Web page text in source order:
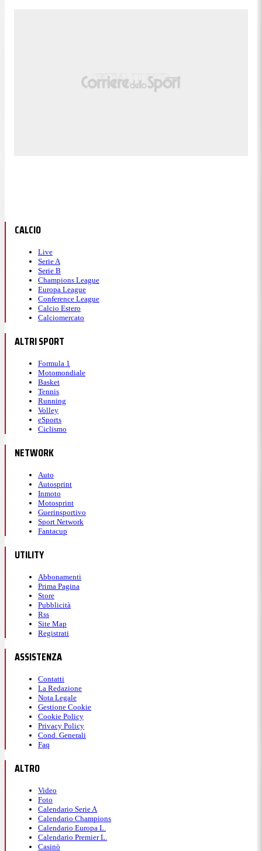
CALCIO
Live
Serie A
Serie B
Champions League
Europa League
Conference League
Calcio Estero
Calciomercato
ALTRI SPORT
Formula 1
Motomondiale
Basket
Tennis
Running
Volley
eSports
Ciclismo
NETWORK
Auto
Autosprint
Inmoto
Motosprint
Guerinsportivo
Sport Network
Fantacup
UTILITY
Abbonamenti
Prima Pagina
Store
Pubblicità
Rss
Site Map
Registrati
ASSISTENZA
Contatti
La Redazione
Nota Legale
Gestione Cookie
Cookie Policy
Privacy Policy
Cond. Generali
Faq
ALTRO
Video
Foto
Calendario Serie A
Calendario Champions
Calendario Europa L.
Calendario Premier L.
Casinò